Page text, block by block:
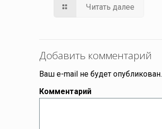
Читать далее
Добавить комментарий
Ваш e-mail не будет опубликован.
Комментарий